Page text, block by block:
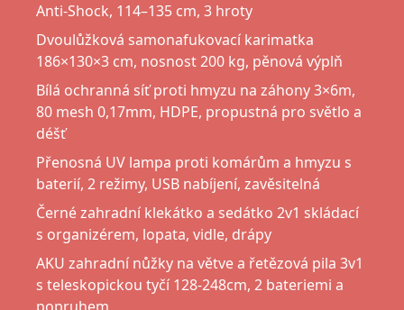
Anti-Shock, 114–135 cm, 3 hroty
Dvoulůžková samonafukovací karimatka
186×130×3 cm, nosnost 200 kg, pěnová výplň
Bílá ochranná síť proti hmyzu na záhony 3×6m,
80 mesh 0,17mm, HDPE, propustná pro světlo a
déšť
Přenosná UV lampa proti komárům a hmyzu s
baterií, 2 režimy, USB nabíjení, zavěsitelná
Černé zahradní klekátko a sedátko 2v1 skládací
s organizérem, lopata, vidle, drápy
AKU zahradní nůžky na větve a řetězová pila 3v1
s teleskopickou tyčí 128-248cm, 2 bateriemi a